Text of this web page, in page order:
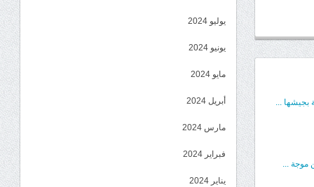
بجيشها ...
موجة ...
يوليو 2024
يونيو 2024
مايو 2024
أبريل 2024
مارس 2024
فبراير 2024
يناير 2024